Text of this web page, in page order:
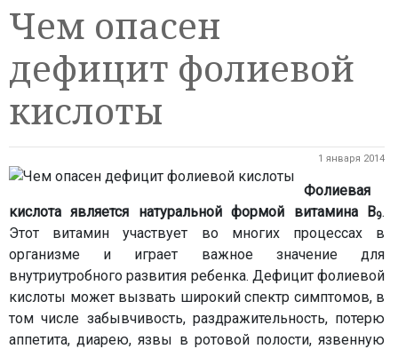
Чем опасен
дефицит фолиевой
кислоты
1 января 2014
Фолиевая
кислота является натуральной формой витамина B9.
Этот витамин участвует во многих процессах в
организме и играет важное значение для
внутриутробного развития ребенка. Дефицит фолиевой
кислоты может вызвать широкий спектр симптомов, в
том числе забывчивость, раздражительность, потерю
аппетита, диарею, язвы в ротовой полости, язвенную